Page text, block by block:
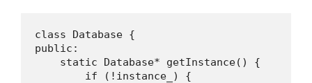
class Database {
public:
    static Database* getInstance() {
        if (!instance_) {